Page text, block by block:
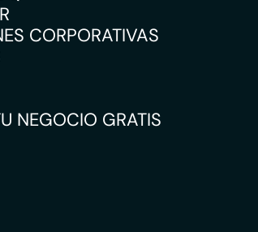
CORPORATIVAS
NEGOCIO GRATIS